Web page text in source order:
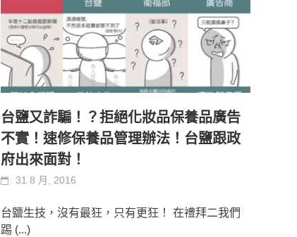
台鹽又詐騙！？拒絕化妝品保養品廣告
不實！速修保養品管理辦法！台鹽跟政
府出來面對！
31 8 月, 2016
台鹽生技，沒有最狂，只有更狂！ 在禮拜二我們
踢 (...)